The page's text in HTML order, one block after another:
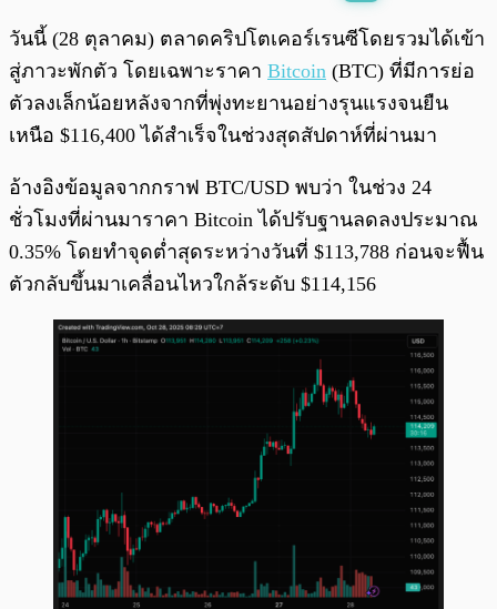
0:00
วันนี้ (28 ตุลาคม) ตลาดคริปโตเคอร์เรนซีโดยรวมได้เข้า
สู่ภาวะพักตัว โดยเฉพาะราคา Bitcoin (BTC) ที่มีการย่อ
ตัวลงเล็กน้อยหลังจากที่พุ่งทะยานอย่างรุนแรงจนยืน
เหนือ $116,400 ได้สำเร็จในช่วงสุดสัปดาห์ที่ผ่านมา
อ้างอิงข้อมูลจากกราฟ BTC/USD พบว่า ในช่วง 24
ชั่วโมงที่ผ่านมาราคา Bitcoin ได้ปรับฐานลดลงประมาณ
0.35% โดยทำจุดต่ำสุดระหว่างวันที่ $113,788 ก่อนจะฟื้น
ตัวกลับขึ้นมาเคลื่อนไหวใกล้ระดับ $114,156